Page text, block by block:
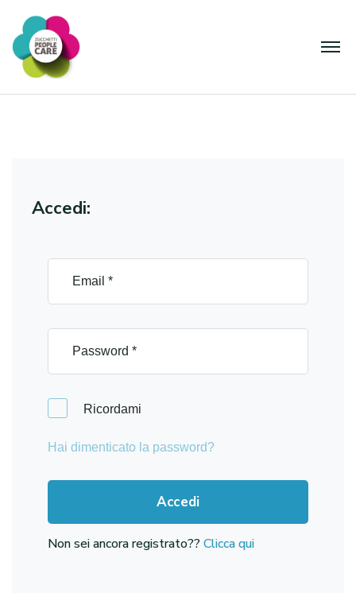
Accedi:
Ricordami
Hai dimenticato la password?
Accedi
Non sei ancora registrato??Clicca qui